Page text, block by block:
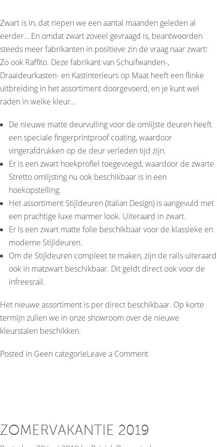
Zwart is in, dat riepen we een aantal maanden geleden al
eerder… En omdat zwart zoveel gevraagd is, beantwoorden
steeds meer fabrikanten in positieve zin de vraag naar zwart!
Zo ook Raffito. Deze fabrikant van Schuifwanden-,
Draaideurkasten- en Kastinterieurs op Maat heeft een flinke
uitbreiding in het assortiment doorgevoerd, en je kunt wel
raden in welke kleur…
De nieuwe matte deurvulling voor de omlijste deuren heeft
een speciale fingerprintproof coating, waardoor
vingerafdrukken op de deur verleden tijd zijn.
Er is een zwart hoekprofiel toegevoegd, waardoor de zwarte
Stretto omlijsting nu ook beschikbaar is in een
hoekopstelling.
Het assortiment Stijldeuren (Italian Design) is aangevuld met
een prachtige luxe marmer look. Uiteraard in zwart.
Er is een zwart matte folie beschikbaar voor de klassieke en
moderne Stijldeuren.
Om de Stijldeuren compleet te maken, zijn de rails uiteraard
ook in matzwart beschikbaar. Dit geldt direct ook voor de
infreesrail.
Het nieuwe assortiment is per direct beschikbaar. Op korte
termijn zullen we in onze showroom over de nieuwe
kleurstalen beschikken.
Posted in Geen categorieLeave a Commenton
ZOMERVAKANTIE 2019